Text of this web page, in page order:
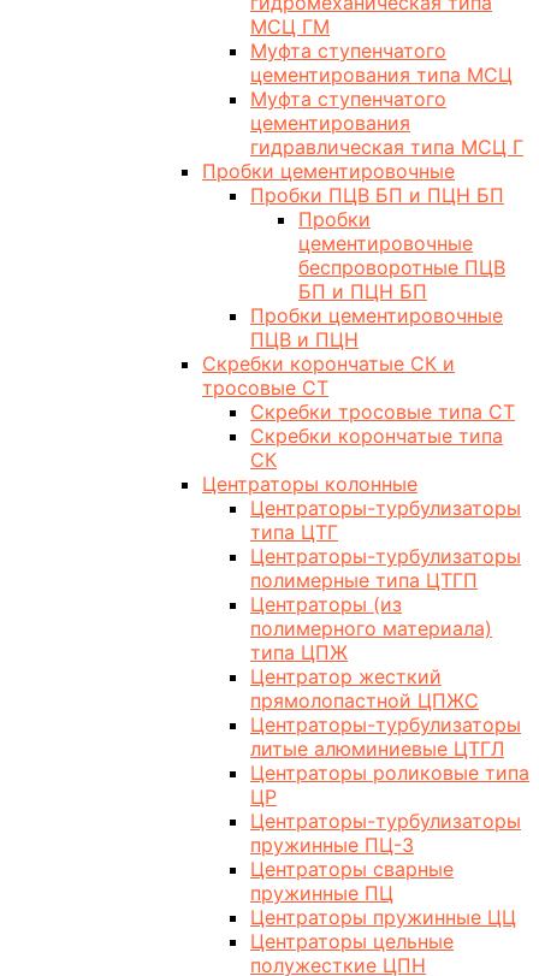
МСЦ ГМ
Муфта ступенчатого
цементирования типа МСЦ
Муфта ступенчатого
цементирования
гидравлическая типа МСЦ Г
Пробки цементировочные
Пробки ПЦВ БП и ПЦН БП
Пробки
цементировочные
беспроворотные ПЦВ
БП и ПЦН БП
Пробки цементировочные
ПЦВ и ПЦН
Скребки корончатые СК и
тросовые СТ
Скребки тросовые типа СТ
Скребки корончатые типа
СК
Центраторы колонные
Центраторы-турбулизаторы
типа ЦТГ
Центраторы-турбулизаторы
полимерные типа ЦТГП
Центраторы (из
полимерного материала)
типа ЦПЖ
Центратор жесткий
прямолопастной ЦПЖС
Центраторы-турбулизаторы
литые алюминиевые ЦТГЛ
Центраторы роликовые типа
ЦР
Центраторы-турбулизаторы
пружинные ПЦ-3
Центраторы сварные
пружинные ПЦ
Центраторы пружинные ЦЦ
Центраторы цельные
полужесткие ЦПН